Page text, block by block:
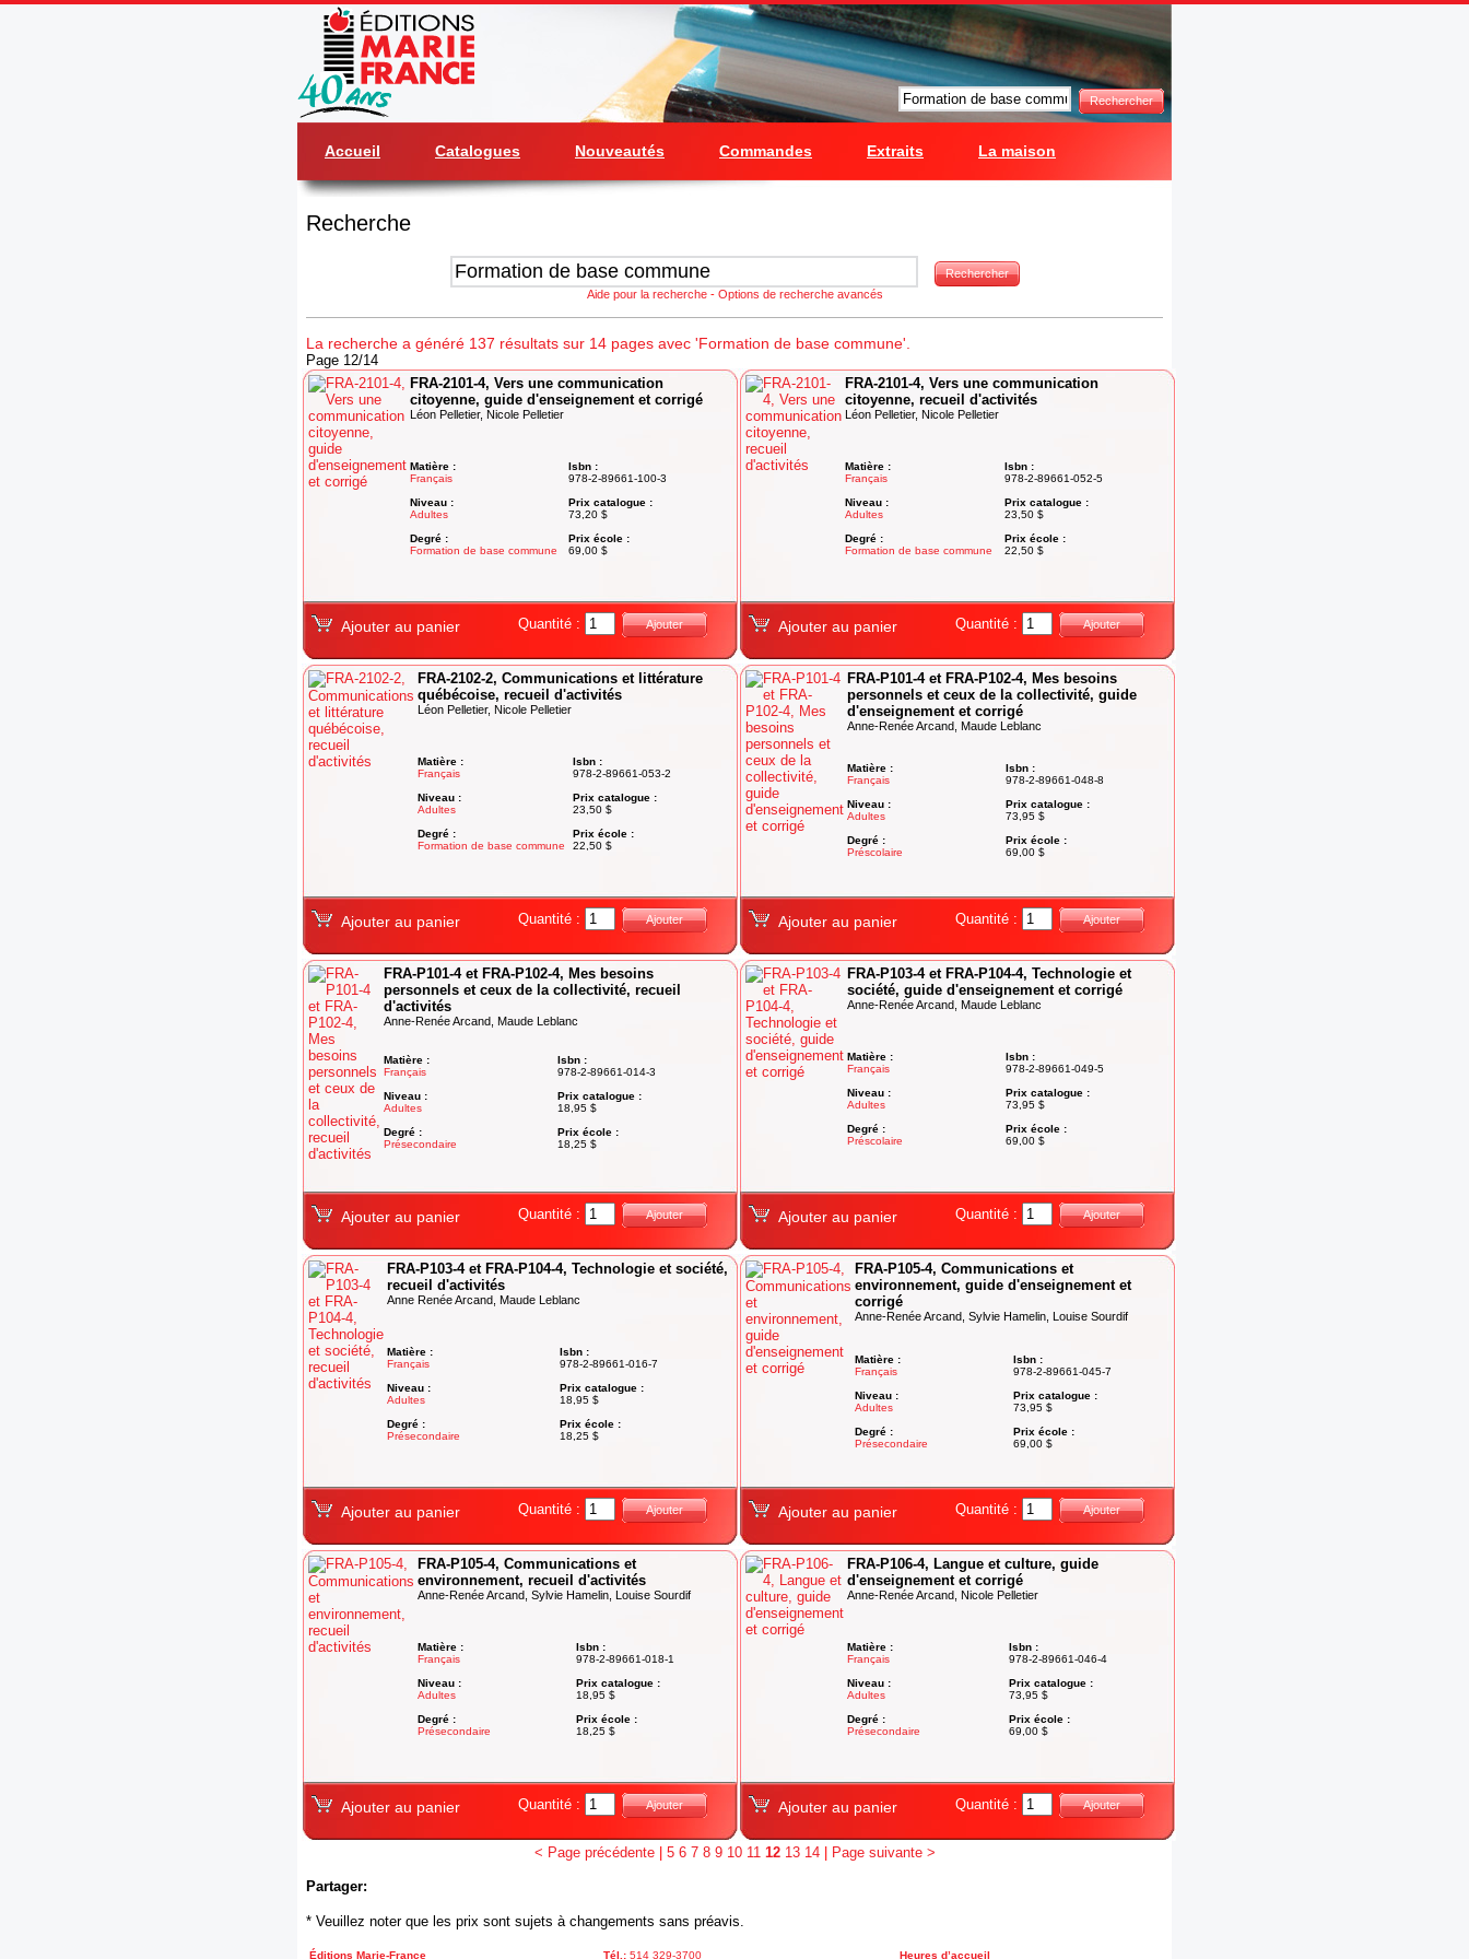
Rechercher
Accueil Catalogues Nouveautés Commandes Extraits La maison
Recherche
Rechercher
Aide pour la recherche - Options de recherche avancés
La recherche a généré 137 résultats sur 14 pages avec 'Formation de base commune'.
Page 12/14
FRA-2101-4, Vers une communication
citoyenne, guide d'enseignement et corrigé
Léon Pelletier, Nicole Pelletier
Matière :
Français
Niveau :
Adultes
Degré :
Formation de base commune
Isbn :
978-2-89661-100-3
Prix catalogue :
73,20 $
Prix école :
69,00 $
Ajouter au panier Quantité : Ajouter
FRA-2101-4, Vers une communication
citoyenne, recueil d'activités
Léon Pelletier, Nicole Pelletier
Matière :
Français
Niveau :
Adultes
Degré :
Formation de base commune
Isbn :
978-2-89661-052-5
Prix catalogue :
23,50 $
Prix école :
22,50 $
Ajouter au panier Quantité : Ajouter
FRA-2102-2, Communications et littérature
québécoise, recueil d'activités
Léon Pelletier, Nicole Pelletier
Matière :
Français
Niveau :
Adultes
Degré :
Formation de base commune
Isbn :
978-2-89661-053-2
Prix catalogue :
23,50 $
Prix école :
22,50 $
Ajouter au panier Quantité : Ajouter
FRA-P101-4 et FRA-P102-4, Mes besoins
personnels et ceux de la collectivité, guide
d'enseignement et corrigé
Anne-Renée Arcand, Maude Leblanc
Matière :
Français
Niveau :
Adultes
Degré :
Préscolaire
Isbn :
978-2-89661-048-8
Prix catalogue :
73,95 $
Prix école :
69,00 $
Ajouter au panier Quantité : Ajouter
FRA-P101-4 et FRA-P102-4, Mes besoins
personnels et ceux de la collectivité, recueil
d'activités
Anne-Renée Arcand, Maude Leblanc
Matière :
Français
Niveau :
Adultes
Degré :
Présecondaire
Isbn :
978-2-89661-014-3
Prix catalogue :
18,95 $
Prix école :
18,25 $
Ajouter au panier Quantité : Ajouter
FRA-P103-4 et FRA-P104-4, Technologie et
société, guide d'enseignement et corrigé
Anne-Renée Arcand, Maude Leblanc
Matière :
Français
Niveau :
Adultes
Degré :
Préscolaire
Isbn :
978-2-89661-049-5
Prix catalogue :
73,95 $
Prix école :
69,00 $
Ajouter au panier Quantité : Ajouter
FRA-P103-4 et FRA-P104-4, Technologie et société,
recueil d'activités
Anne Renée Arcand, Maude Leblanc
Matière :
Français
Niveau :
Adultes
Degré :
Présecondaire
Isbn :
978-2-89661-016-7
Prix catalogue :
18,95 $
Prix école :
18,25 $
Ajouter au panier Quantité : Ajouter
FRA-P105-4, Communications et
environnement, guide d'enseignement et
corrigé
Anne-Renée Arcand, Sylvie Hamelin, Louise Sourdif
Matière :
Français
Niveau :
Adultes
Degré :
Présecondaire
Isbn :
978-2-89661-045-7
Prix catalogue :
73,95 $
Prix école :
69,00 $
Ajouter au panier Quantité : Ajouter
FRA-P105-4, Communications et
environnement, recueil d'activités
Anne-Renée Arcand, Sylvie Hamelin, Louise Sourdif
Matière :
Français
Niveau :
Adultes
Degré :
Présecondaire
Isbn :
978-2-89661-018-1
Prix catalogue :
18,95 $
Prix école :
18,25 $
Ajouter au panier Quantité : Ajouter
FRA-P106-4, Langue et culture, guide
d'enseignement et corrigé
Anne-Renée Arcand, Nicole Pelletier
Matière :
Français
Niveau :
Adultes
Degré :
Présecondaire
Isbn :
978-2-89661-046-4
Prix catalogue :
73,95 $
Prix école :
69,00 $
Ajouter au panier Quantité : Ajouter
< Page précédente| 5 6 7 8 9 10 11 12 13 14 Page suivante >
Partager:
* Veuillez noter que les prix sont sujets à changements sans préavis.
Éditions Marie-France Tél.: 514 329-3700 Heures d’accueil